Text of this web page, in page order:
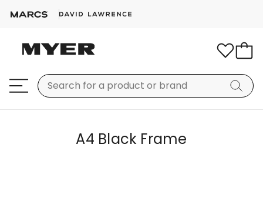
A4 Black Frame